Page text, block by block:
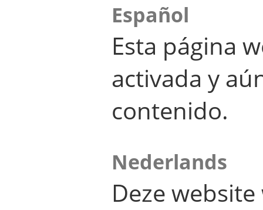
Español
Esta página
activada y
contenido.
Nederlands
Deze